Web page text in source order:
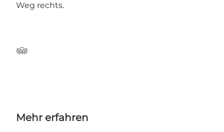
Weg rechts.
Tripadvisor
Mehr erfahren